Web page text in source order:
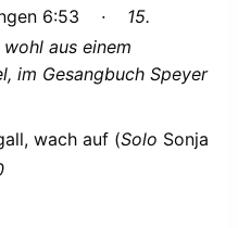
6:53 · 15.
aus einem
im Gesangbuch Speyer
wach auf (Solo Sonja